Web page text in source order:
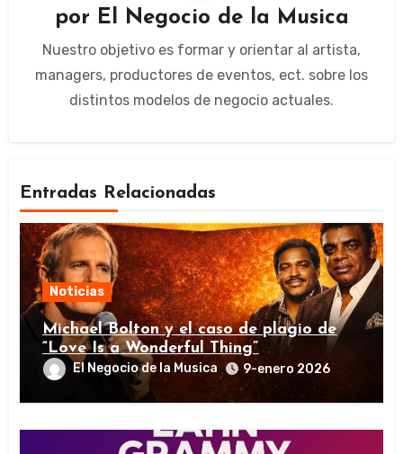
por El Negocio de la Musica
Nuestro objetivo es formar y orientar al artista,
managers, productores de eventos, ect. sobre los
distintos modelos de negocio actuales.
Entradas Relacionadas
Noticias
Michael Bolton y el caso de plagio de
“Love Is a Wonderful Thing”
El Negocio de la Musica 9-enero 2026